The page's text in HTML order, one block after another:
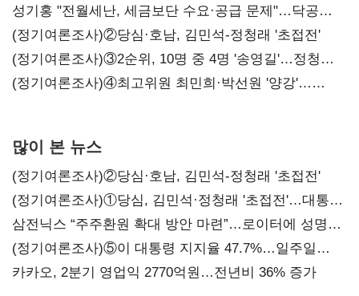
구조혁신
성기홍 "전월세난, 세금보단 수요·공급 문제"…닥공
시사
(정기여론조사)②당심·호남, 김민석-정청래 '초접전'
(정기여론조사)③2순위, 10명 중 4명 '송영길'…정청래
'한 자릿수'
(정기여론조사)④최고위원 최민희·박선원 '양강'…
많이 본 뉴스
(정기여론조사)②당심·호남, 김민석-정청래 '초접전'
(정기여론조사)①당심, 김민석·정청래 '초접전'…대통령
지지도 '50% 아래로'(종합)
삼전닉스 “주주환원 확대 방안 마련”…로이터에 성명
보내
(정기여론조사)⑤이 대통령 지지율 47.7%…일주일
만에 다시 40%대
카카오, 2분기 영업익 2770억원…전년비 36% 증가